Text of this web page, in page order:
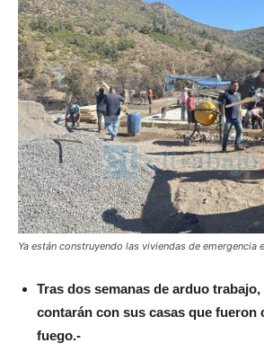
Ya están construyendo las viviendas de emergencia
Tras dos semanas de arduo
contarán con sus casas que fueron
fuego.-